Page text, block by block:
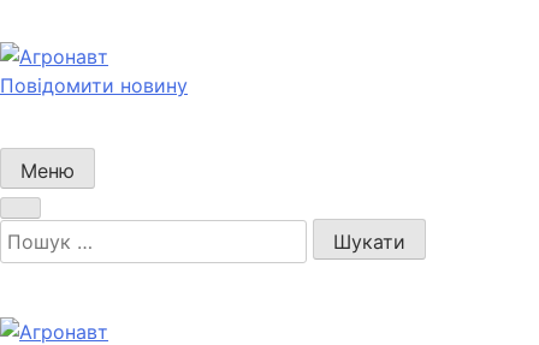
до
вмісту
Новини українського агробізнесу
Повідомити новину
Меню
Пошук: